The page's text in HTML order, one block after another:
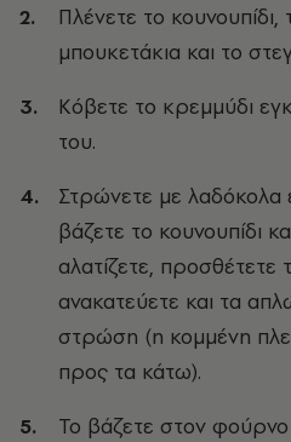
Πλένετε το κουνουπίδι,
μπουκετάκια και το
Κόβετε το κρεμμύδι
του.
Στρώνετε με
βάζετε το κουνουπίδι
αλατίζετε, προσθέτετε
ανακατεύετε και τα
στρώση (η κομμένη
προς τα κάτω).
Το βάζετε στον φούρνο